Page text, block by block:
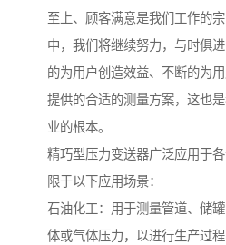
至上、顾客满意是我们工作的
中，我们将继续努力，与时俱
的为用户创造效益、不断的为
提供的合适的测量方案，这也
业的根本。
精巧型压力变送器广泛应用于
限于以下应用场景：
石油化工：用于测量管道、储
体或气体压力，以进行生产过程